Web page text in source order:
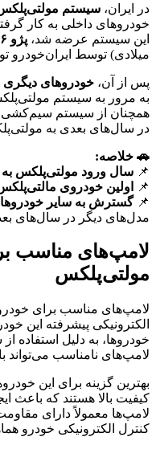
در ایران، سیستم
خودروهای داخلی به کار
این سیستم عرضه شد، پژو ۲۰۶
میلادی) توسط ایران‌خودرو
پس از آن، خودروهای دیگری مانند
به مرور به سیستم
همچنان از سیستم سیم‌کشی
در سال‌های بعدی به
🚗 خلاصه:
📌 سال ورود مولتی‌پلکس به
📌
اولین خودروی
📌گسترش به سایر
مدل‌های دیگر در سال‌های
لامپ‌های مناسب
مولتی‌پلکس
لامپ‌های مناسب برای
الکترونیکی پیشرفته این
خودروها، به دلیل استفاده
لامپ‌های نامناسب
بهترین گزینه برای این
لامپ‌ها معمولاً دارای
کنترل الکترونیکی خودرو